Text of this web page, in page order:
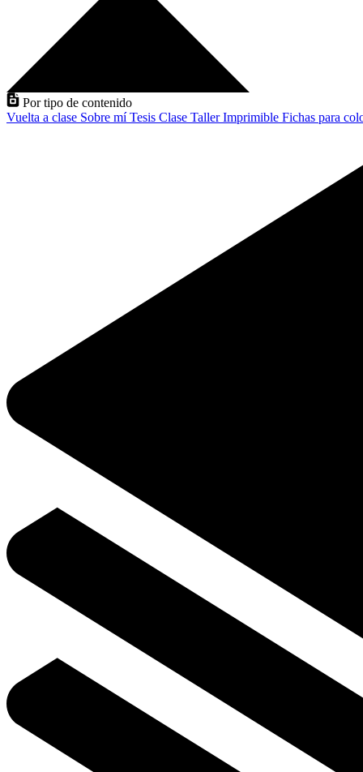
Por tipo de contenido
Vuelta a clase Sobre míTesis Clase TallerImprimible Fichas para